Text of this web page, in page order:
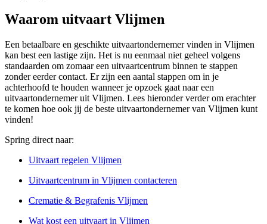
Waarom uitvaart Vlijmen
Een betaalbare en geschikte uitvaartondernemer vinden in Vlijmen
kan best een lastige zijn. Het is nu eenmaal niet geheel volgens
standaarden om zomaar een uitvaartcentrum binnen te stappen
zonder eerder contact. Er zijn een aantal stappen om in je
achterhoofd te houden wanneer je opzoek gaat naar een
uitvaartondernemer uit Vlijmen. Lees hieronder verder om erachter
te komen hoe ook jij de beste uitvaartondernemer van Vlijmen kunt
vinden!
Spring direct naar:
Uitvaart regelen Vlijmen
Uitvaartcentrum in Vlijmen contacteren
Crematie & Begrafenis Vlijmen
Wat kost een uitvaart in Vlijmen